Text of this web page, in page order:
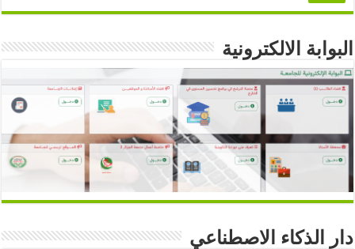
البوابة الالكترونية
دار الذكاء الاصطناعي